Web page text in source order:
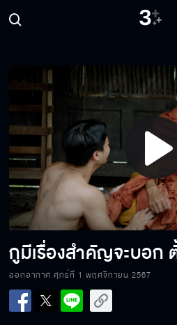
Play
กูมีเรื่องสำคัญจะบอก
ออกอากาศ ศุกร์ที่ 1 พฤศจิกายน 2567
ผีกับคนอยู่ด้ว
ฉันเคยเจอพี่ชา
ปีศาจร้าย จงแ